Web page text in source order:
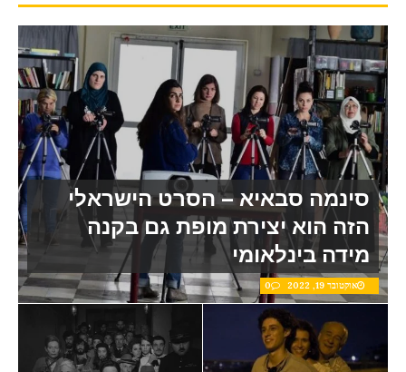
סינמה סבאיא – הסרט הישראלי
הזה הוא יצירת מופת גם בקנה
מידה בינלאומי
אוקטובר 19, 2022 0